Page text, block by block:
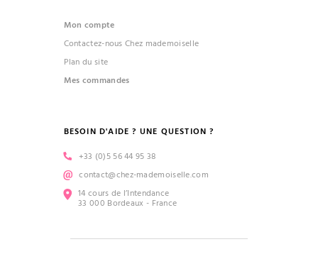
Mon compte
Contactez-nous Chez mademoiselle
Plan du site
Mes commandes
BESOIN D'AIDE ? UNE QUESTION ?
+33 (0)5 56 44 95 38
contact@chez-mademoiselle.com
14 cours de l’Intendance
33 000 Bordeaux - France